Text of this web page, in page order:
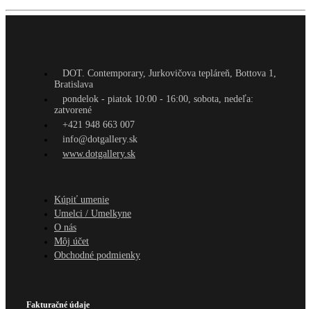
DOT. Contemporary, Jurkovičova tepláreň, Bottova 1,
Bratislava
pondelok - piatok 10:00 - 16:00, sobota, nedeľa:
zatvorené
+421 948 663 007
info@dotgallery.sk
www.dotgallery.sk
Kúpiť umenie
Umelci / Umelkyne
O nás
Môj účet
Obchodné podmienky
Fakturačné údaje